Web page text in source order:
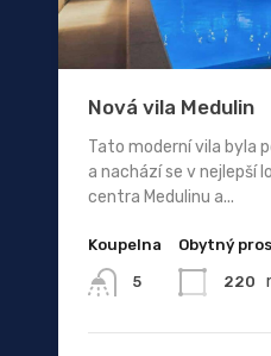
Nová vila Medulin
Tato moderní vila byla
a nachází se v nejlepší
centra Medulinu a...
Koupelna
5
Obytný
220